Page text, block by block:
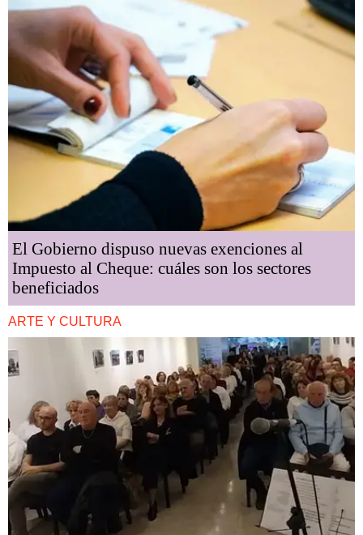
El Gobierno dispuso nuevas exenciones al
Impuesto al Cheque: cuáles son los sectores
beneficiados
ARTE Y CULTURA